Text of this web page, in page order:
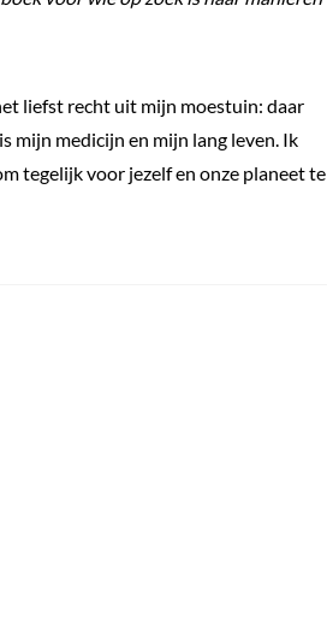
liefst recht uit mijn moestuin: daar
mijn medicijn en mijn lang leven. Ik
tegelijk voor jezelf en onze planeet te